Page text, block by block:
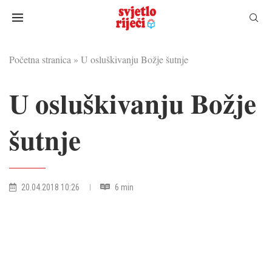
Početna stranica » U osluškivanju Božje šutnje
U osluškivanju Božje
šutnje
20.04.2018 10:26 6 min